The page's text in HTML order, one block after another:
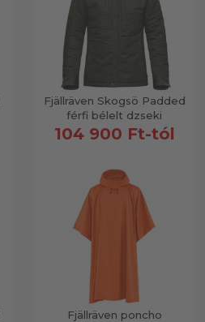
Fjällräven Skogsö Padded
férfi bélelt dzseki
104 900 Ft-tól
Fjällräven poncho